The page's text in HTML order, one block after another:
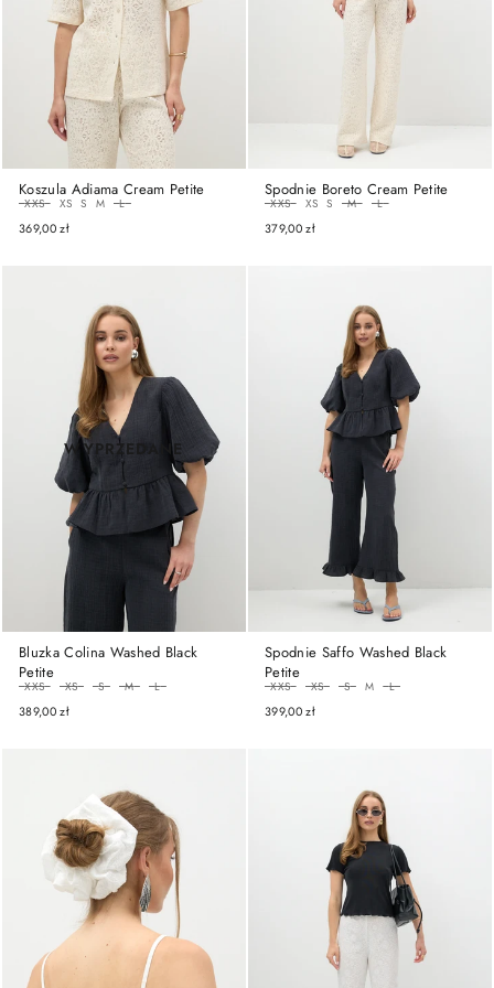
Koszula Adiama Cream Petite
ROZMIAR
XXS XS S M L
369,00 zł
Spodnie Boreto Cream Petite
ROZMIAR
XXS XS S M L
379,00 zł
WYPRZEDANE
Bluzka Colina Washed Black
Petite
ROZMIAR
XXS XS S M L
389,00 zł
Spodnie Saffo Washed Black
Petite
ROZMIAR
XXS XS S M L
399,00 zł